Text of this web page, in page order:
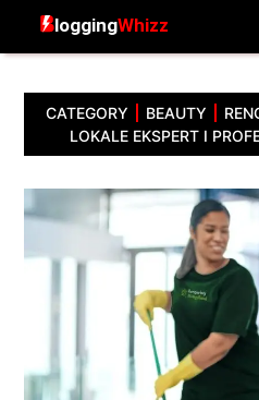
CATEGORY BEAUTY
LOKALE EKSPERT I